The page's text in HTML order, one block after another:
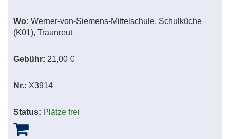
Wo: Werner-von-Siemens-Mittelschule, Schulküche
(K01), Traunreut
Gebühr: 21,00 €
Nr.: X3914
Status: Plätze frei